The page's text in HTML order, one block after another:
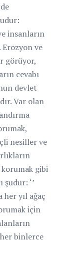
insanların
Erozyon ve
görüyor,
cevabı
devlet
Var olan
nesiller ve
korumak gibi
‘’
her yıl ağaç
için
her binlerce